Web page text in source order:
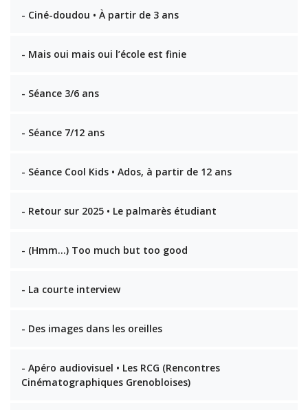
- Ciné-doudou • À partir de 3 ans
- Mais oui mais oui l’école est finie
- Séance 3/6 ans
- Séance 7/12 ans
- Séance Cool Kids • Ados, à partir de 12 ans
- Retour sur 2025 • Le palmarès étudiant
- (Hmm…) Too much but too good
- La courte interview
- Des images dans les oreilles
- Apéro audiovisuel • Les RCG (Rencontres
Cinématographiques Grenobloises)